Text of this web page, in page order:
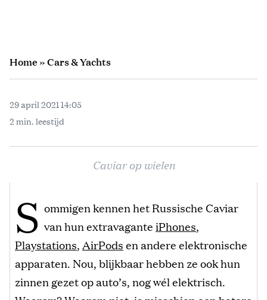
Home»Cars & Yachts
29 april 2021 14:05
2 min. leestijd
Caviar op wielen
S ommigen kennen het Russische Caviar
van hun extravaganteiPhones,
Playstations, AirPodsen andere elektronische
apparaten. Nou, blijkbaar hebben ze ook hun
zinnen gezet op auto’s, nog wél elektrisch.